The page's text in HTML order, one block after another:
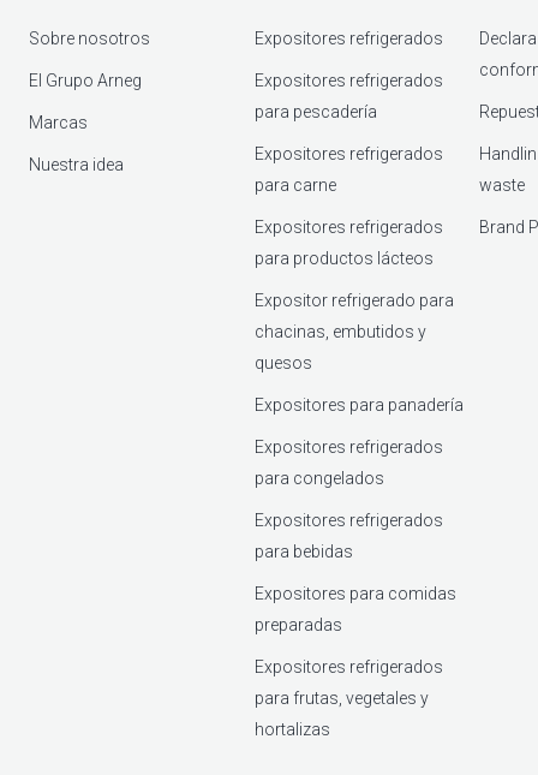
Sobre nosotros
El Grupo Arneg
Marcas
Nuestra idea
Expositores refrigerados
Expositores refrigerados
para pescadería
Expositores refrigerados
para carne
Expositores refrigerados
para productos lácteos
Expositor refrigerado para
chacinas, embutidos y
quesos
Expositores para panadería
Expositores refrigerados
para congelados
Expositores refrigerados
para bebidas
Expositores para comidas
preparadas
Expositores refrigerados
para frutas, vegetales y
hortalizas
waste
Brand